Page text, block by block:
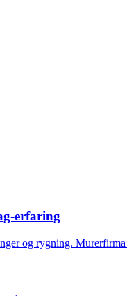
erfaring
og rygning.